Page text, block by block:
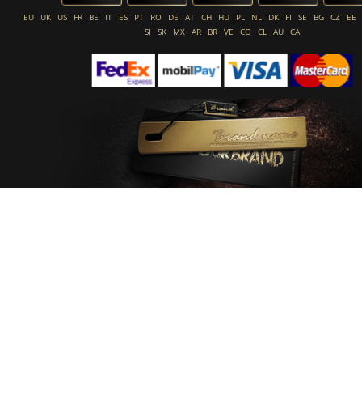
EU UK US FR BE IT ES PT RO DE AT CH HU PL NL DK FI SE BG CZ
EE
SI
SK MX AR BR VE CO CL AU CA